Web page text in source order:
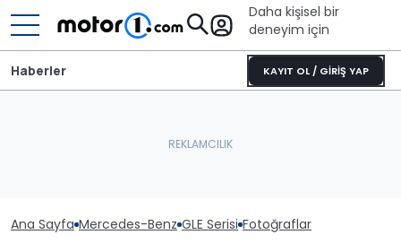
Daha kişisel bir
deneyim için
KAYIT OL / GİRİŞ YAP
Haberler
Ana Sayfa Mercedes-Benz GLE Serisi Fotoğraflar